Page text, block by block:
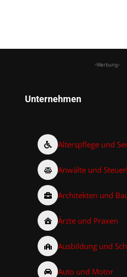
-Werbung-
Unternehmen
Alterspflege und
Anwälte und
Architekten und
Ärzte und Praxen
Ausbildung und
Auto und Motor